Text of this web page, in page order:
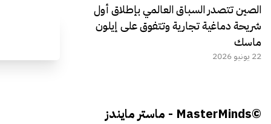
الصين تتصدر السباق العالمي بإطلاق أول
شريحة دماغية تجارية وتتفوق على إيلون
ماسك
22 يونيو 2026
©MasterMinds - ماستر مايندز